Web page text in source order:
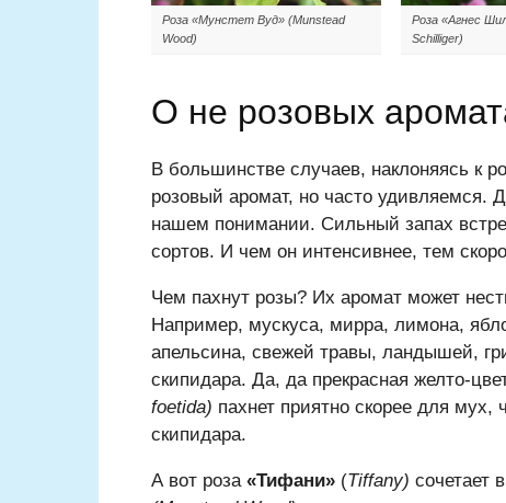
Роза «Мунстет Вуд» (Munstead
Wood)
Роза «Агнес
Schilliger)
О не розовых
В большинстве случаев, наклоняясь к
розовый аромат, но часто удивляемся.
нашем понимании. Сильный запах
сортов. И чем он интенсивнее, тем
Чем пахнут розы? Их аромат может
Например, мускуса, мирра, лимона,
апельсина, свежей травы, ландышей,
скипидара. Да, да прекрасная желто-
foetida) пахнет приятно скорее для
скипидара.
А вот роза «Тифани» (Tiffany) сочетает